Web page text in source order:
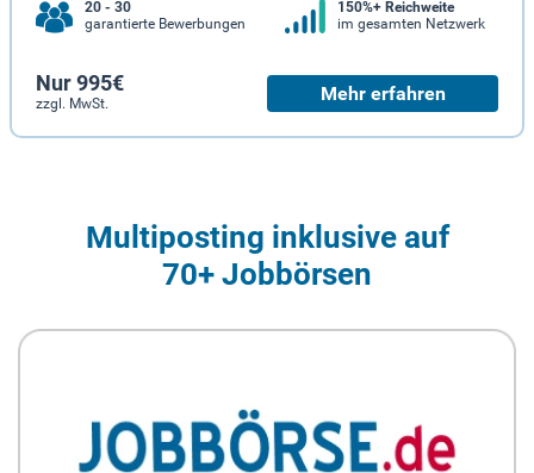
20 - 30
garantierte Bewerbungen
150%+ Reichweite
im gesamten Netzwerk
Nur 995€
zzgl. MwSt. Mehr erfahren
Multiposting inklusive auf
70+ Jobbörsen